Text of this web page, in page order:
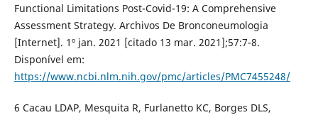
Functional Limitations Post-Covid-19: A Comprehensive
Assessment Strategy. Archivos De Bronconeumologia
[Internet]. 1º jan. 2021 [citado 13 mar. 2021];57:7-8.
Disponível em:
https://www.ncbi.nlm.nih.gov/pmc/articles/PMC7455248/
6 Cacau LDAP, Mesquita R, Furlanetto KC, Borges DLS,